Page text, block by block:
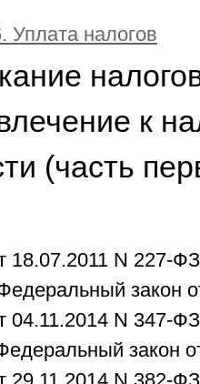
Уплата налогов
к
(часть
18.07.2011 N 227-
закон
04.11.2014 N 347-
закон